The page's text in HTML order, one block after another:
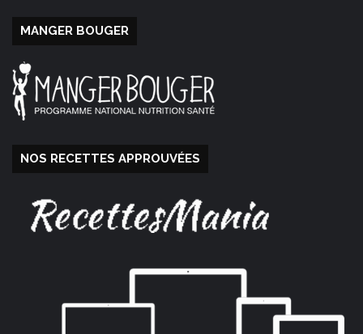
MANGER BOUGER
NOS RECETTES APPROUVÉES